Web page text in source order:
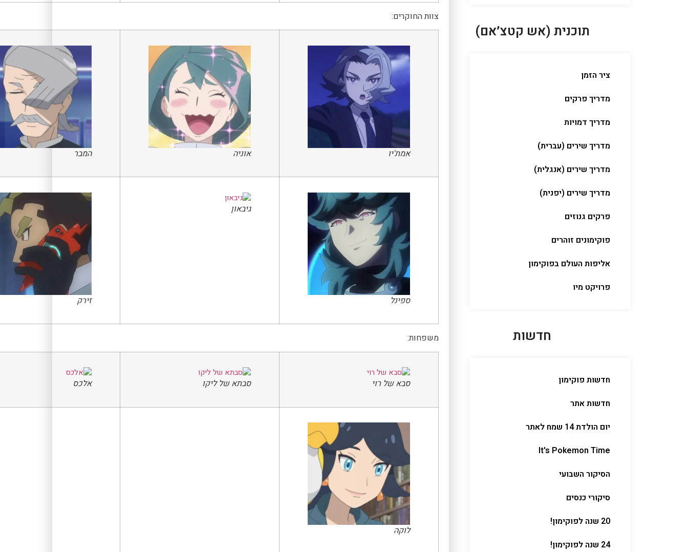
תוכנית (אש קטצ׳אם)
ציר הזמן
מדריך פרקים
מדריך דמויות
מדריך שירים (עברית)
מדריך שירים (אנגלית)
מדריך שירים (יפנית)
פרקים גנוזים
פוקימונים זוהרים
אליפות העולם בפוקימון
פרויקט מיו
חדשות
חדשות פוקימון
חדשות אתר
יום הולדת 14 שמח לאתר
It's Pokemon Time
הסיקור השבועי
סיקורי כנסים
20 שנה לפוקימון!
24 שנה לפוקימון!
צוות החוקרים:
אמת'יו אוניה המבר
ספינל
גיבאון
זירק
משפחות:
סבא של רוי סבתא של ליקו אלכס
לוקה